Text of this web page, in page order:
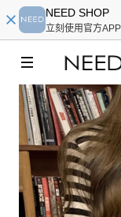
NEED SHOP
立刻使用官方APP